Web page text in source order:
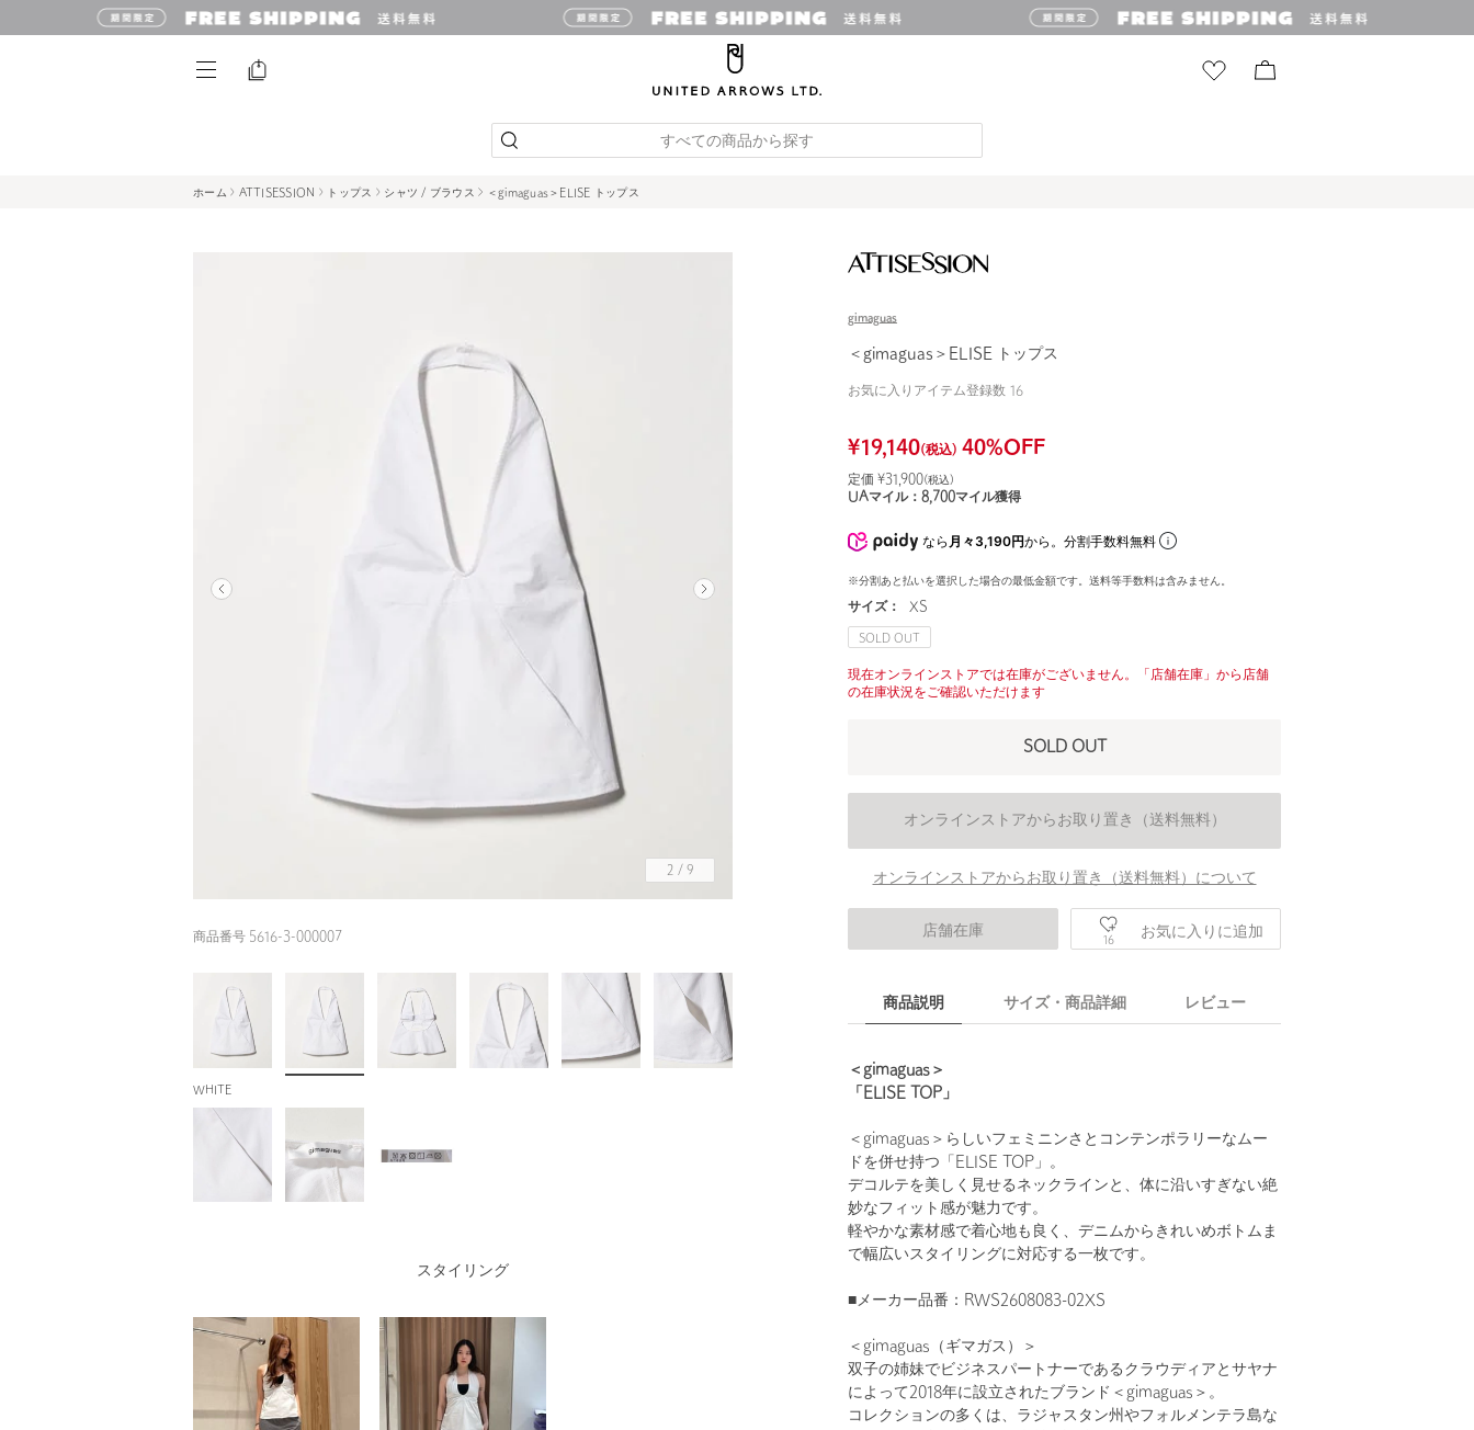
すべての商品から探す
ホーム ATTISESSION トップス シャツ / ブラウス ＜gimaguas＞ELISE トップス
2 / 9
商品番号 5616-3-000007
WHITE
gimaguas
＜gimaguas＞ELISE トップス
お気に入りアイテム登録数 16
¥19,140(税込) 40%OFF
定価 ¥31,900(税込)
UAマイル： 8,700マイル獲得
なら 月々3,190円から。分割手数料無料
※分割あと払いを選択した場合の最低金額です。送料等手数料は含みません。
サイズ： XS
SOLD OUT
現在オンラインストアでは在庫がございません。「店舗在庫」から店舗
の在庫状況をご確認いただけます
SOLD OUT
オンラインストアからお取り置き（送料無料）
オンラインストアからお取り置き（送料無料）について
店舗在庫
16 お気に入りに追加
商品説明 サイズ・商品詳細 レビュー
＜gimaguas＞
「ELISE TOP」
＜gimaguas＞らしいフェミニンさとコンテンポラリーなムー
ドを併せ持つ「ELISE TOP」。
デコルテを美しく見せるネックラインと、体に沿いすぎない絶
妙なフィット感が魅力です。
軽やかな素材感で着心地も良く、デニムからきれいめボトムま
で幅広いスタイリングに対応する一枚です。
■メーカー品番：RWS2608083-02XS
＜gimaguas（ギマガス）＞
双子の姉妹でビジネスパートナーであるクラウディアとサヤナ
によって2018年に設立されたブランド＜gimaguas＞。
コレクションの多くは、ラジャスタン州やフォルメンテラ島な
スタイリング